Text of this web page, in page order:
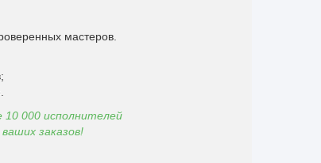
мастеров.
10 000 исполнителей
заказов!